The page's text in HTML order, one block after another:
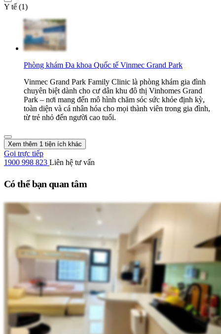
Y tế (1)
Phòng khám Đa khoa Quốc tế Vinmec Grand Park
Vinmec Grand Park Family Clinic là phòng khám gia đình
chuyên biệt dành cho cư dân khu đô thị Vinhomes Grand
Park – nơi mang đến mô hình chăm sóc sức khỏe định kỳ,
toàn diện và cá nhân hóa cho mọi thành viên trong gia đình,
từ trẻ nhỏ đến người cao tuổi.
Xem thêm 1 tiện ích khác
Gọi trực tiếp
1900 998 823 Liên hệ tư vấn
Có thể bạn quan tâm